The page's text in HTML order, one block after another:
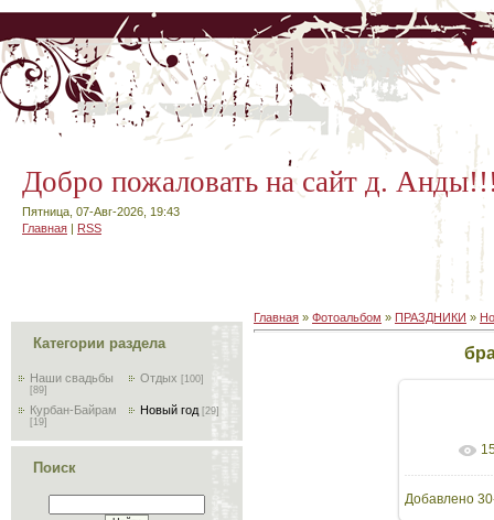
Добро пожаловать на сайт д.
Пятница, 07-Авг-2026, 19:43
Главная | RSS
Категории раздела
Наши свадьбы
[89]
Отдых [100]
Курбан-Байрам
[19]
Новый год [29]
Поиск
Главная » Фотоальбом » ПРАЗДНИКИ »
В
Добавлено